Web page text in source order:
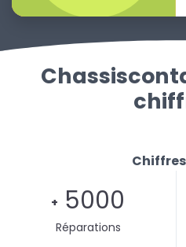
+ 5000
Réparations